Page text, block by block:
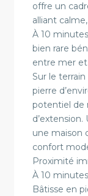
offre un
alliant
À 10
bien rare
entre mer
Sur le
pierre
potentiel de
une maison
confort
Proximité
À 10
Bâtisse en